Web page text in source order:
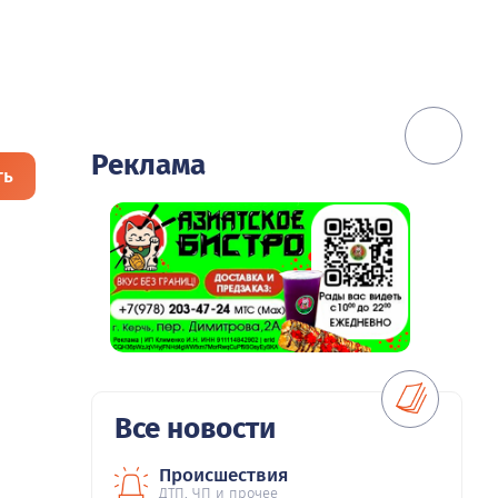
Реклама
Все новости
Происшествия
ДТП, ЧП и прочее